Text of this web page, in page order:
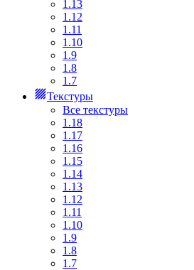
1.13
1.12
1.11
1.10
1.9
1.8
1.7
Текстуры
Все текстуры
1.18
1.17
1.16
1.15
1.14
1.13
1.12
1.11
1.10
1.9
1.8
1.7